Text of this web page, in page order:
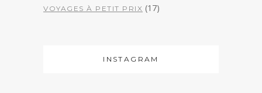
VOYAGES À PETIT PRIX (17)
INSTAGRAM